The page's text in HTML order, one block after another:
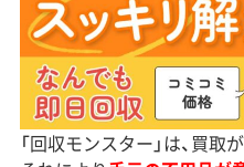
「回収モンスター」は、買